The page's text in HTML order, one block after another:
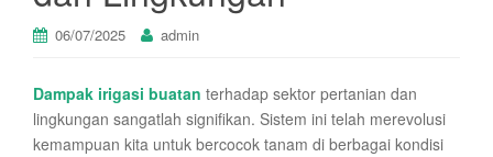
06/07/2025 admin
Dampak irigasi buatan terhadap sektor pertanian dan
lingkungan sangatlah signifikan. Sistem ini telah merevolusi
kemampuan kita untuk bercocok tanam di berbagai kondisi